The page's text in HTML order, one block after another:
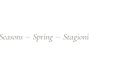
Seasons Spring Stagioni